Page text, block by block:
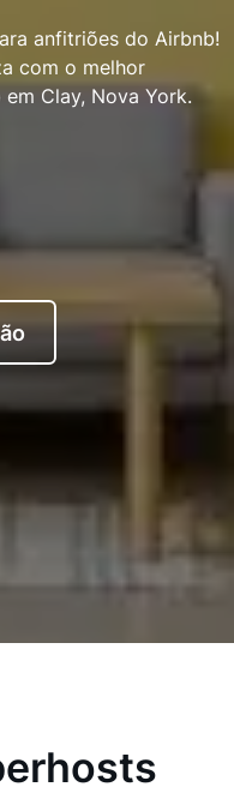
anfitriões do Airbnb!
com o melhor
Clay, Nova York.